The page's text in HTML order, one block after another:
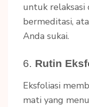
untuk relaksasi
bermeditasi,
Anda sukai.
6. Rutin
Eksfoliasi
mati yang